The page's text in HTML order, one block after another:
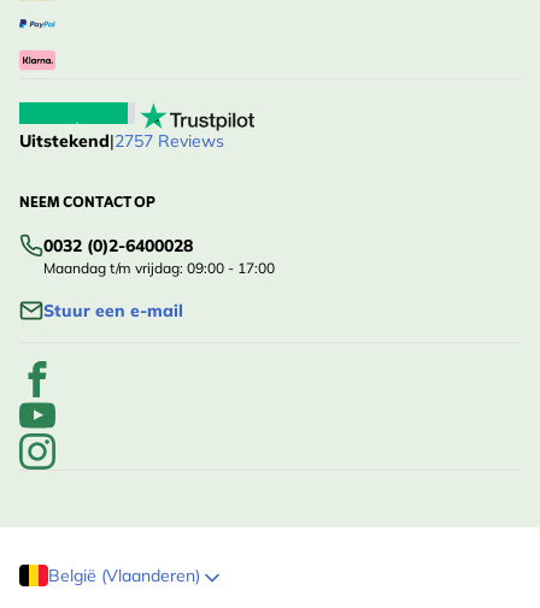
Uitstekend|2757 Reviews
NEEM CONTACT OP
0032 (0)2-6400028
Maandag t/m vrijdag: 09:00 - 17:00
Stuur een e-mail
België (Vlaanderen)